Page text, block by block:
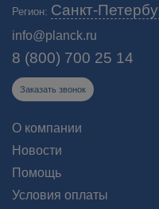
Регион: Санкт-
info@planck.ru
8 (800) 700 25 14
Заказать звонок
О компании
Новости
Помощь
Условия оплаты